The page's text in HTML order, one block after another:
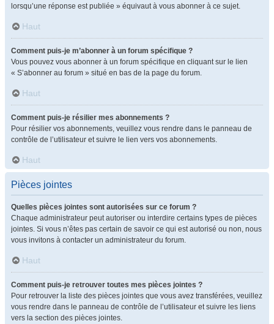
lorsqu’une réponse est publiée » équivaut à vous abonner à ce sujet.
Haut
Comment puis-je m’abonner à un forum spécifique ?
Vous pouvez vous abonner à un forum spécifique en cliquant sur le lien
« S’abonner au forum » situé en bas de la page du forum.
Haut
Comment puis-je résilier mes abonnements ?
Pour résilier vos abonnements, veuillez vous rendre dans le panneau de
contrôle de l’utilisateur et suivre le lien vers vos abonnements.
Haut
Pièces jointes
Quelles pièces jointes sont autorisées sur ce forum ?
Chaque administrateur peut autoriser ou interdire certains types de pièces
jointes. Si vous n’êtes pas certain de savoir ce qui est autorisé ou non, nous
vous invitons à contacter un administrateur du forum.
Haut
Comment puis-je retrouver toutes mes pièces jointes ?
Pour retrouver la liste des pièces jointes que vous avez transférées, veuillez
vous rendre dans le panneau de contrôle de l’utilisateur et suivre les liens
vers la section des pièces jointes.